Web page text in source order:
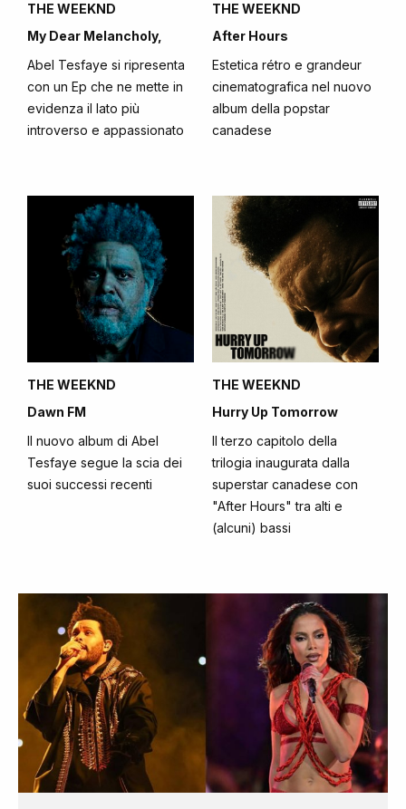
THE WEEKND
My Dear Melancholy,
Abel Tesfaye si ripresenta
con un Ep che ne mette in
evidenza il lato più
introverso e appassionato
THE WEEKND
After Hours
Estetica rétro e grandeur
cinematografica nel nuovo
album della popstar
canadese
THE WEEKND
Dawn FM
Il nuovo album di Abel
Tesfaye segue la scia dei
suoi successi recenti
THE WEEKND
Hurry Up Tomorrow
Il terzo capitolo della
trilogia inaugurata dalla
superstar canadese con
"After Hours" tra alti e
(alcuni) bassi